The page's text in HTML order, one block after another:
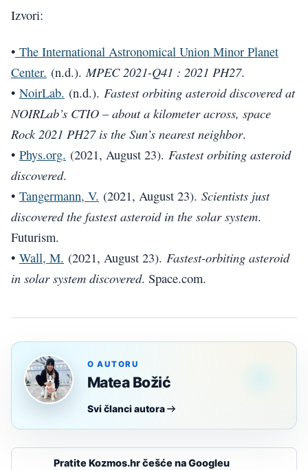
Izvori:
• The International Astronomical Union Minor Planet
Center. (n.d.). MPEC 2021-Q41 : 2021 PH27.
• NoirLab. (n.d.). Fastest orbiting asteroid discovered at
NOIRLab’s CTIO – about a kilometer across, space
Rock 2021 PH27 is the Sun’s nearest neighbor.
• Phys.org. (2021, August 23). Fastest orbiting asteroid
discovered.
• Tangermann, V. (2021, August 23). Scientists just
discovered the fastest asteroid in the solar system.
Futurism.
• Wall, M. (2021, August 23). Fastest-orbiting asteroid
in solar system discovered. Space.com.
O AUTORU
Matea Božić
Svi članci autora
Pratite Kozmos.hr češće na Googleu